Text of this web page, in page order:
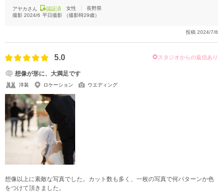
アヤカさん 認証済 女性
長野県
撮影 2024/6 平日撮影 （撮影時29歳）
投稿 2024/7/8
5.0 スタジオからの返信あり
想像が形に、大満足です
洋装 ロケーション ウエディング
想像以上に素敵な写真でした。カット数も多く、一枚の写真で何パターンか色
をつけて頂きました。